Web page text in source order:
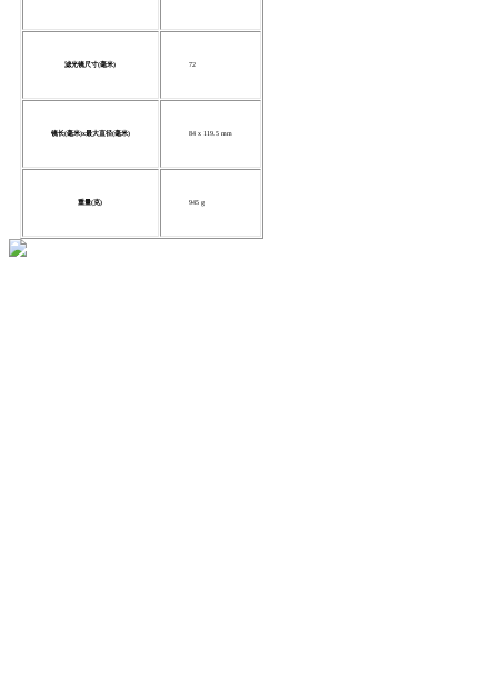
滤光镜尺寸(毫米) 72
镜长(毫米)x最大直径(毫米) 84 x 119.5 mm
重量(克) 945 g